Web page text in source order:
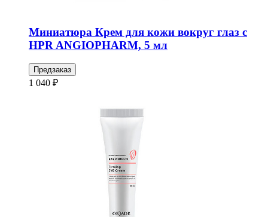
Миниатюра Крем для кожи вокруг глаз с
HPR ANGIOPHARM, 5 мл
Предзаказ
1 040 ₽